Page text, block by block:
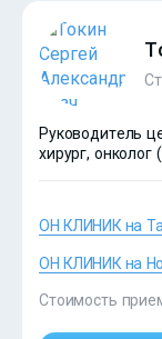
Руководитель
хирург,
ОН КЛИНИК на
ОН КЛИНИК на
Стоимость